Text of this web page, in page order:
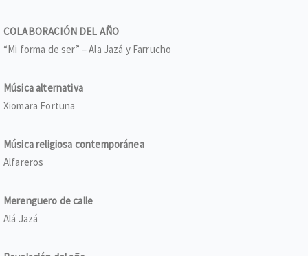
COLABORACIÓN DEL AÑO
“Mi forma de ser” – Ala Jazá y Farrucho
Música alternativa
Xiomara Fortuna
Música religiosa contemporánea
Alfareros
Merenguero de calle
Alá Jazá